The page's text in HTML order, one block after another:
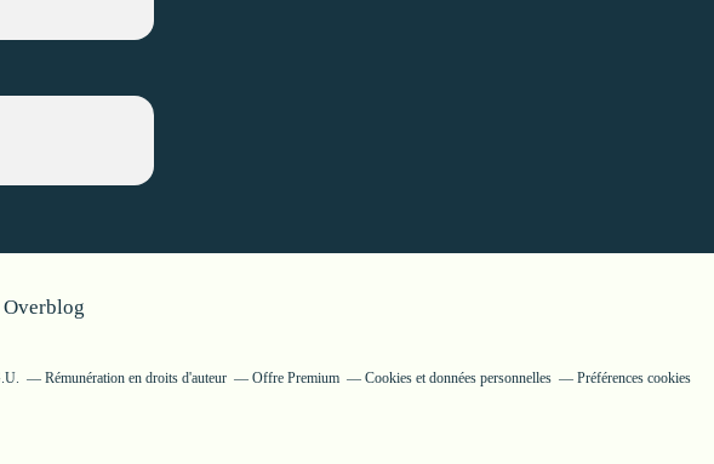
Overblog
Rémunération en droits d'auteur Offre Premium Cookies et données personnelles Préférences cookies